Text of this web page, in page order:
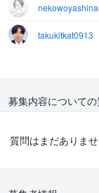
takukitkat0913
募集内容についての
質問はまだありま